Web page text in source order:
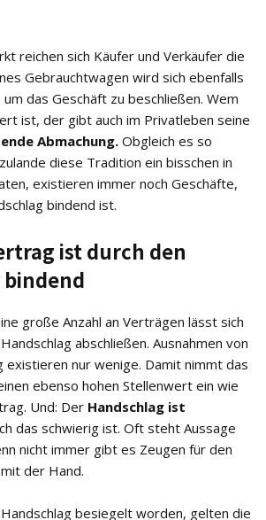
reichen sich Käufer und Verkäufer die
Gebrauchtwagen wird sich ebenfalls
das Geschäft zu beschließen. Wem
ist, der gibt auch im Privatleben seine
Abmachung. Obgleich es so
diese Tradition ein bisschen in
existieren immer noch Geschäfte,
bindend ist.
ist durch den
große Anzahl an Verträgen lässt sich
abschließen. Ausnahmen von
existieren nur wenige. Damit nimmt das
ebenso hohen Stellenwert ein wie
Und: Der Handschlag ist
das schwierig ist. Oft steht Aussage
nicht immer gibt es Zeugen für den
der Hand.
besiegelt worden, gelten die